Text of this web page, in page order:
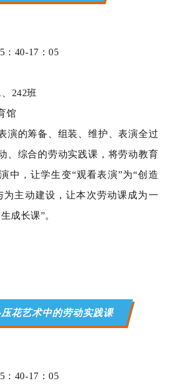
： 40-17 ：05
242班
馆
演的筹备、组装、维护、表演全过
、综合的劳动实践课，将劳动教育
中，让学生变“观看表演”为“创造
为主动建设，让本次劳动课成为一
成长课”。
花艺术中的劳动实践课
： 40-17 ：05